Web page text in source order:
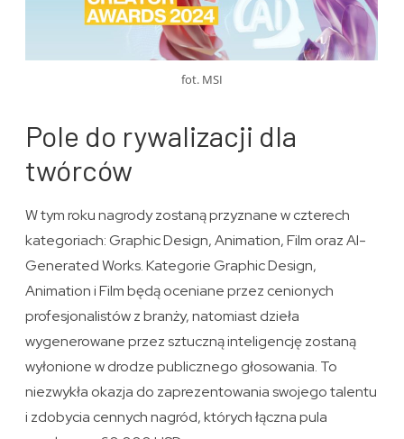
fot. MSI
Pole do rywalizacji dla
twórców
W tym roku nagrody zostaną przyznane w czterech
kategoriach: Graphic Design, Animation, Film oraz AI-
Generated Works. Kategorie Graphic Design,
Animation i Film będą oceniane przez cenionych
profesjonalistów z branży, natomiast dzieła
wygenerowane przez sztuczną inteligencję zostaną
wyłonione w drodze publicznego głosowania. To
niezwykła okazja do zaprezentowania swojego talentu
i zdobycia cennych nagród, których łączna pula